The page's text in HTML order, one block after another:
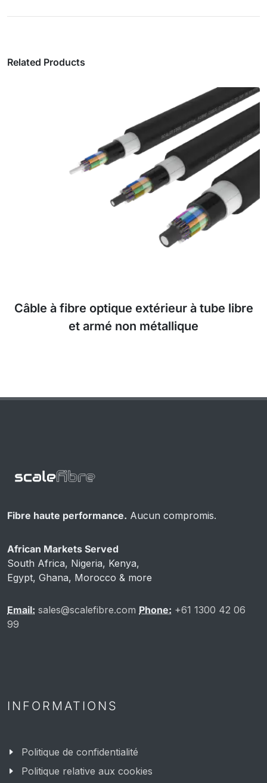
Related Products
Câble à fibre optique extérieur à tube libre
et armé non métallique
Fibre haute performance. Aucun compromis.
African Markets Served
South Africa, Nigeria, Kenya,
Egypt, Ghana, Morocco & more
Email: sales@scalefibre.com Phone: +61 1300 42 06
99
INFORMATIONS
Politique de confidentialité
Politique relative aux cookies